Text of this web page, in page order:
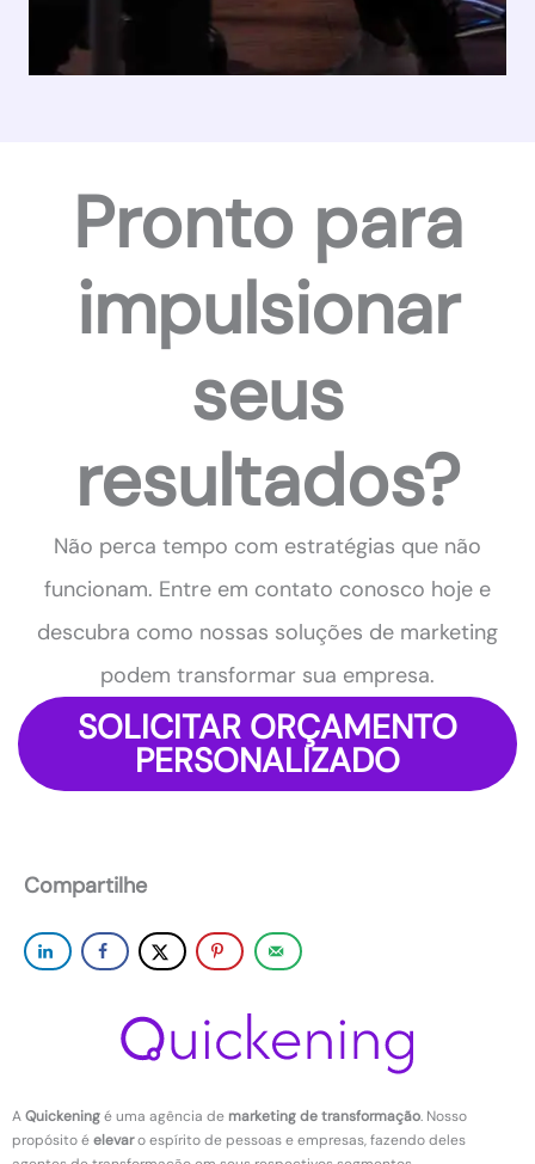
Pronto para
impulsionar
seus
resultados?
Não perca tempo com estratégias que não
funcionam. Entre em contato conosco hoje e
descubra como nossas soluções de marketing
podem transformar sua empresa.
SOLICITAR ORÇAMENTO
PERSONALIZADO
Compartilhe
AQuickeningé uma agência de marketing de transformação. Nosso
propósito éelevaro espírito de pessoas e empresas, fazendo deles